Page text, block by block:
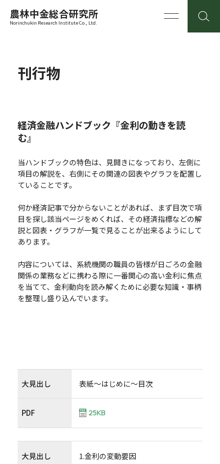
農林中金総合研究所
Norinchukin Research Institute Co., Ltd.
刊行物
経済金融ハンドブック『金利の動きを読
む』
当ハンドブックの特色は、見開きになっており、左側に
項目の解説を、右側にその関連の図表やグラフを配置し
ていることです。
何か経済記事で分からないことがあれば、まず目次で項
目を探し該当ページをめくれば、その経済指標などの解
説と図表・グラフが一覧で見ることが出来るようにして
あります。
内容については、系統機関の職員の皆様が日ごろの金融
関係の業務などに携わる際に一番関心の高い金利に焦点
を当てて、金利動向を読み解くために必要な知識・事柄
を整理し盛り込んでいます。
大見出し 表紙～はじめに～目次
PDF 25KB
大見出し 1.金利の変動要因